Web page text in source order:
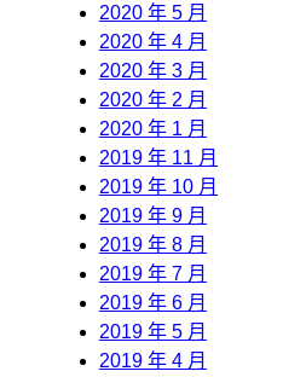
2020 年 5 月
2020 年 4 月
2020 年 3 月
2020 年 2 月
2020 年 1 月
2019 年 11 月
2019 年 10 月
2019 年 9 月
2019 年 8 月
2019 年 7 月
2019 年 6 月
2019 年 5 月
2019 年 4 月